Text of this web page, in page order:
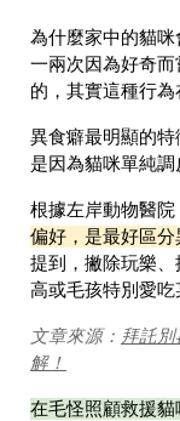
為什麼家中的貓咪
一兩次因為好奇而
的，其實這種行為
異食癖最明顯的
是因為貓咪單純調
根據左岸動物醫
偏好，是最好區分
提到，撇除玩樂
高或毛孩特別愛吃
文章來源： 拜託
解！
在毛怪照顧救援貓